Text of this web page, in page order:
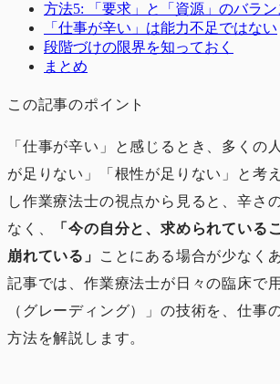
方法5: 「要求」と「資源」のバラ
「仕事が辛い」は能力不足ではない
段階づけの限界を知っておく
まとめ
この記事のポイント
「仕事が辛い」と感じるとき、多くの
が足りない」「根性が足りない」と考
し作業療法士の視点から見ると、辛さ
なく、
「今の自分と、求められている
崩れている」
ことにある場合が少なく
記事では、作業療法士が日々の臨床で
（グレーディング）」の技術を、仕事
方法を解説します。